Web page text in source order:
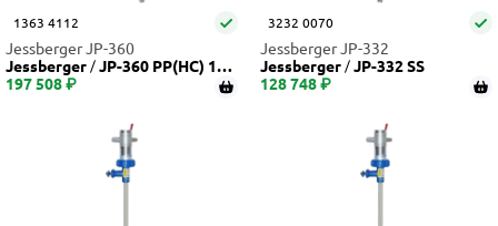
1363 4112
Jessberger JP-360
Jessberger
JP-360 PP(HC) 120
197 508 ₽
3232 0070
Jessberger JP-332
Jessberger
JP-332 SS
128 748 ₽